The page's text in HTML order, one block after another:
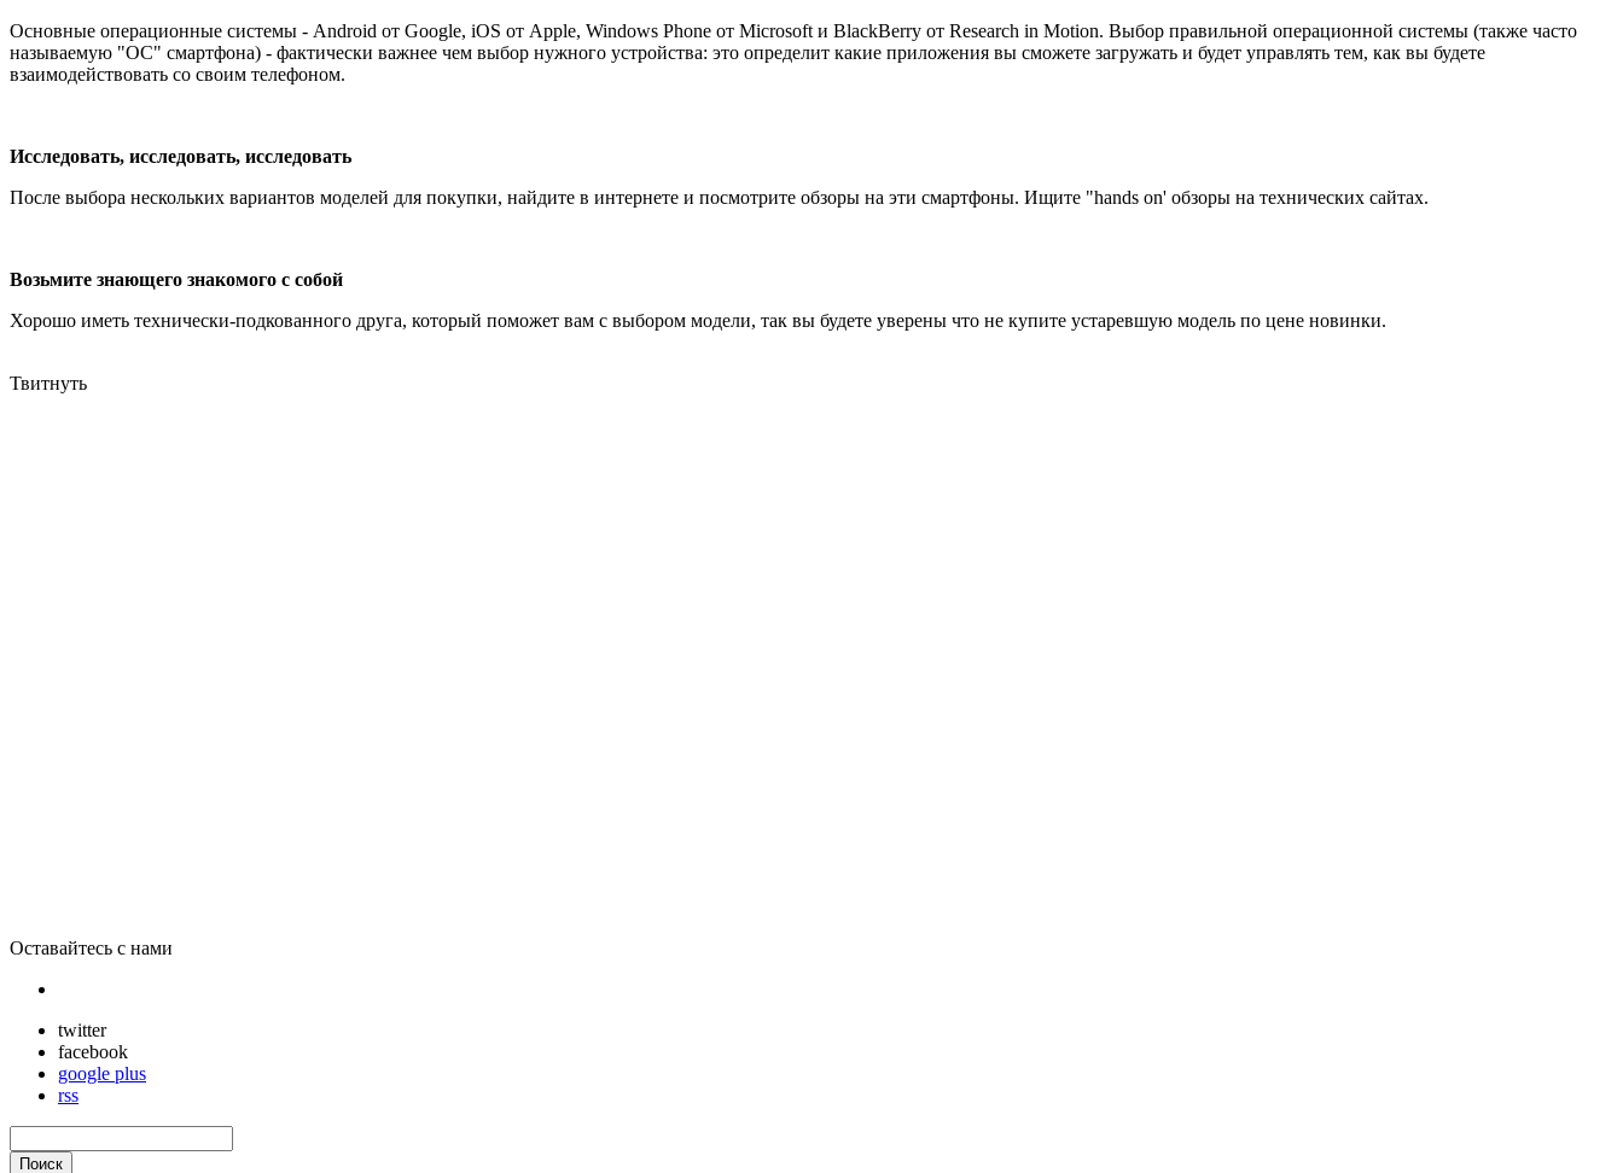
Основные операционные системы - Android от Google, iOS от Apple, Windows Phone от Microsoft и BlackBerry от Research in Motion. Выбор правильной операционной системы (также часто
называемую "ОС" смартфона) - фактически важнее чем выбор нужного устройства: это определит какие приложения вы сможете загружать и будет управлять тем, как вы будете
взаимодействовать со своим телефоном.
Исследовать, исследовать, исследовать
После выбора нескольких вариантов моделей для покупки, найдите в интернете и посмотрите обзоры на эти смартфоны. Ищите "hands on' обзоры на технических сайтах.
Возьмите знающего знакомого с собой
Хорошо иметь технически-подкованного друга, который поможет вам с выбором модели, так вы будете уверены что не купите устаревшую модель по цене новинки.
Твитнуть
Оставайтесь с нами
twitter
facebook
google plus
rss